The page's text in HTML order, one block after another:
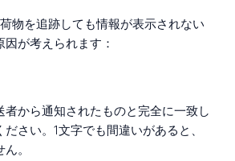
物を追跡しても情報が表示されない
が考えられます：
者から通知されたものと完全に一致し
さい。1文字でも間違いがあると、
。